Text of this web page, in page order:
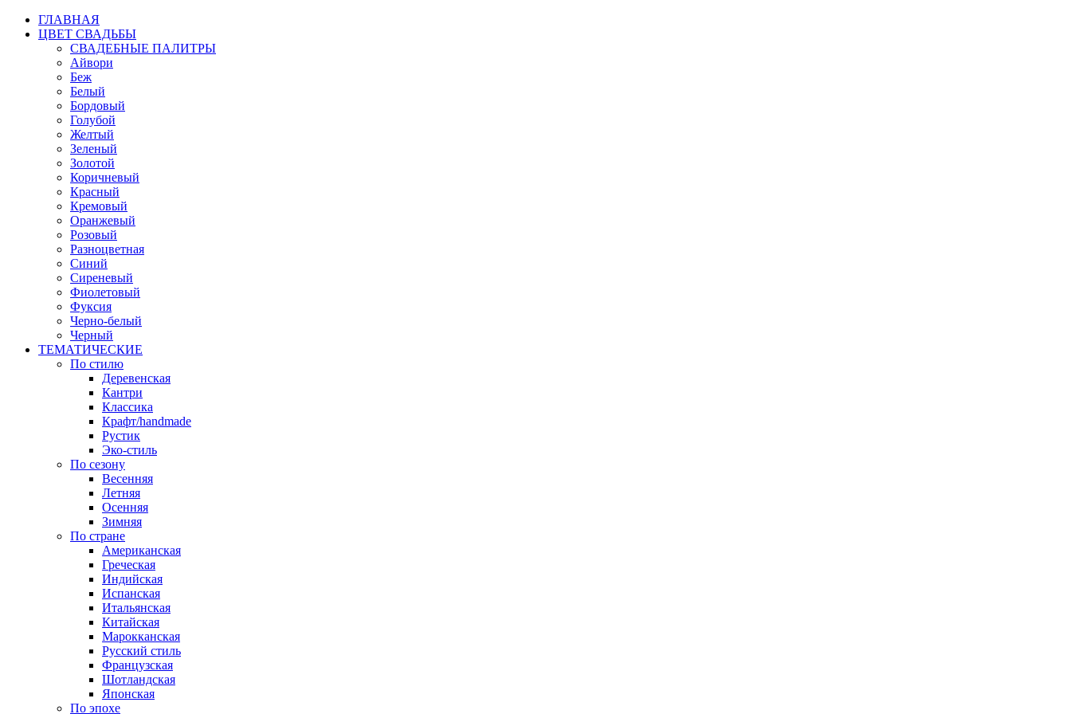
ГЛАВНАЯ
ЦВЕТ СВАДЬБЫ
СВАДЕБНЫЕ ПАЛИТРЫ
Айвори
Беж
Белый
Бордовый
Голубой
Желтый
Зеленый
Золотой
Коричневый
Красный
Кремовый
Оранжевый
Розовый
Разноцветная
Синий
Сиреневый
Фиолетовый
Фуксия
Черно-белый
Черный
ТЕМАТИЧЕСКИЕ
По стилю
Деревенская
Кантри
Классика
Крафт/handmade
Рустик
Эко-стиль
По сезону
Весенняя
Летняя
Осенняя
Зимняя
По стране
Американская
Греческая
Индийская
Испанская
Итальянская
Китайская
Марокканская
Русский стиль
Французская
Шотландская
Японская
По эпохе